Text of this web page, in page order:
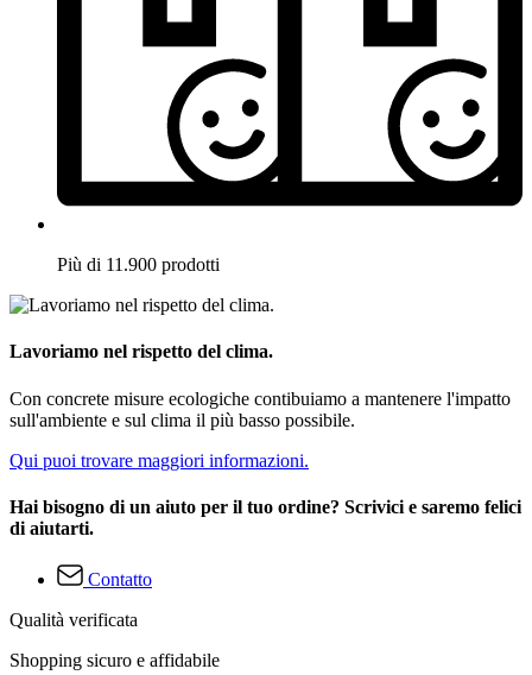
Più di 11.900 prodotti
Lavoriamo nel rispetto del clima.
Con concrete misure ecologiche contibuiamo a mantenere l'impatto
sull'ambiente e sul clima il più basso possibile.
Qui puoi trovare maggiori informazioni.
Hai bisogno di un aiuto per il tuo ordine? Scrivici e saremo felici
di aiutarti.
Contatto
Qualità verificata
Shopping sicuro e affidabile